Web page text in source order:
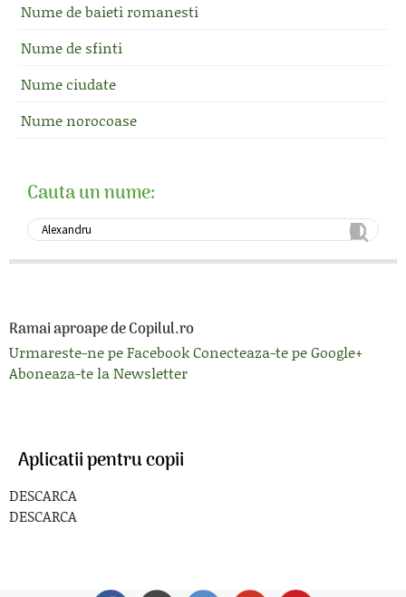
Nume de baieti romanesti
Nume de sfinti
Nume ciudate
Nume norocoase
Cauta un nume:
Ramai aproape de Copilul.ro
Urmareste-ne pe FacebookConecteaza-te pe Google+
Aboneaza-te la Newsletter
Aplicatii pentru copii
DESCARCA
DESCARCA